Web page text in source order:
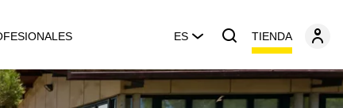
ES TIENDA